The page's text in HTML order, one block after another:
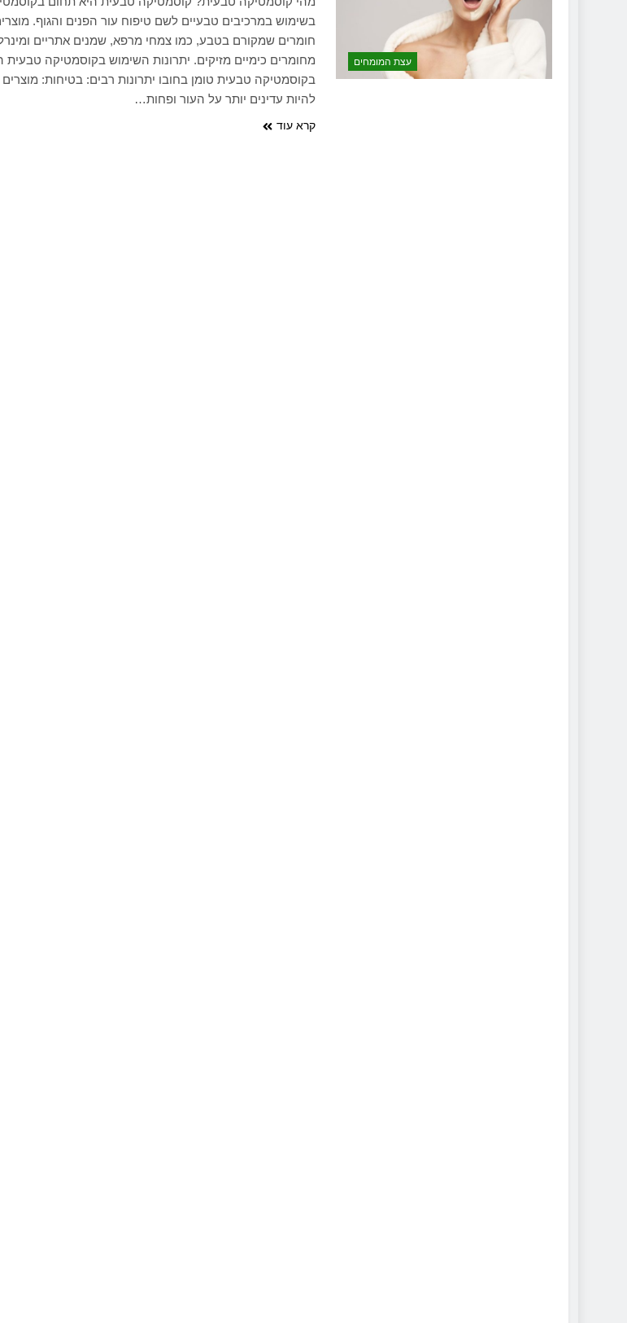
עצת המומחים
בשימוש במרכיבים טבעיים לשם טיפוח עור הפנים והגוף.
חומרים שמקורם בטבע, כמו צמחי מרפא, שמנים אתריים
מחומרים כימיים מזיקים. יתרונות השימוש בקוסמטיקה טבעית
בקוסמטיקה טבעית טומן בחובו יתרונות רבים: בטיחות: מוצרים
להיות עדינים יותר על העור ופחות…
קרא עוד